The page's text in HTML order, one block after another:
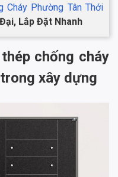
Cháy Phường Tân Thới
Lắp Đặt Nhanh
chống cháy
xây dựng